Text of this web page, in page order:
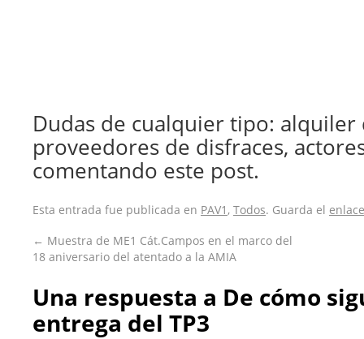
Dudas de cualquier tipo: alquiler
proveedores de disfraces,
comentando este post.
Esta entrada fue publicada en PAV1 , Todos. Guarda el
← Muestra de ME1 Cát.Campos en el marco del
18 aniversario del atentado a la AMIA
Una respuesta a De cómo
entrega del TP3